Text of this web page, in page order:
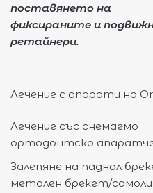
поставянето на
фиксираните и
ретайнери.
Лечение с апарати на
Лечение със снемаемо
ортодонтско
Залепяне на паднал
метален брекет/